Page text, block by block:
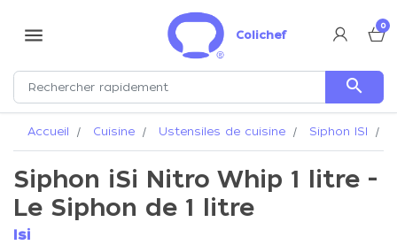
menu Colichef
0
search
Accueil Cuisine Ustensiles de cuisine Siphon ISI
Siphon iSi Nitro Whip 1 litre -
Le Siphon de 1 litre
Isi